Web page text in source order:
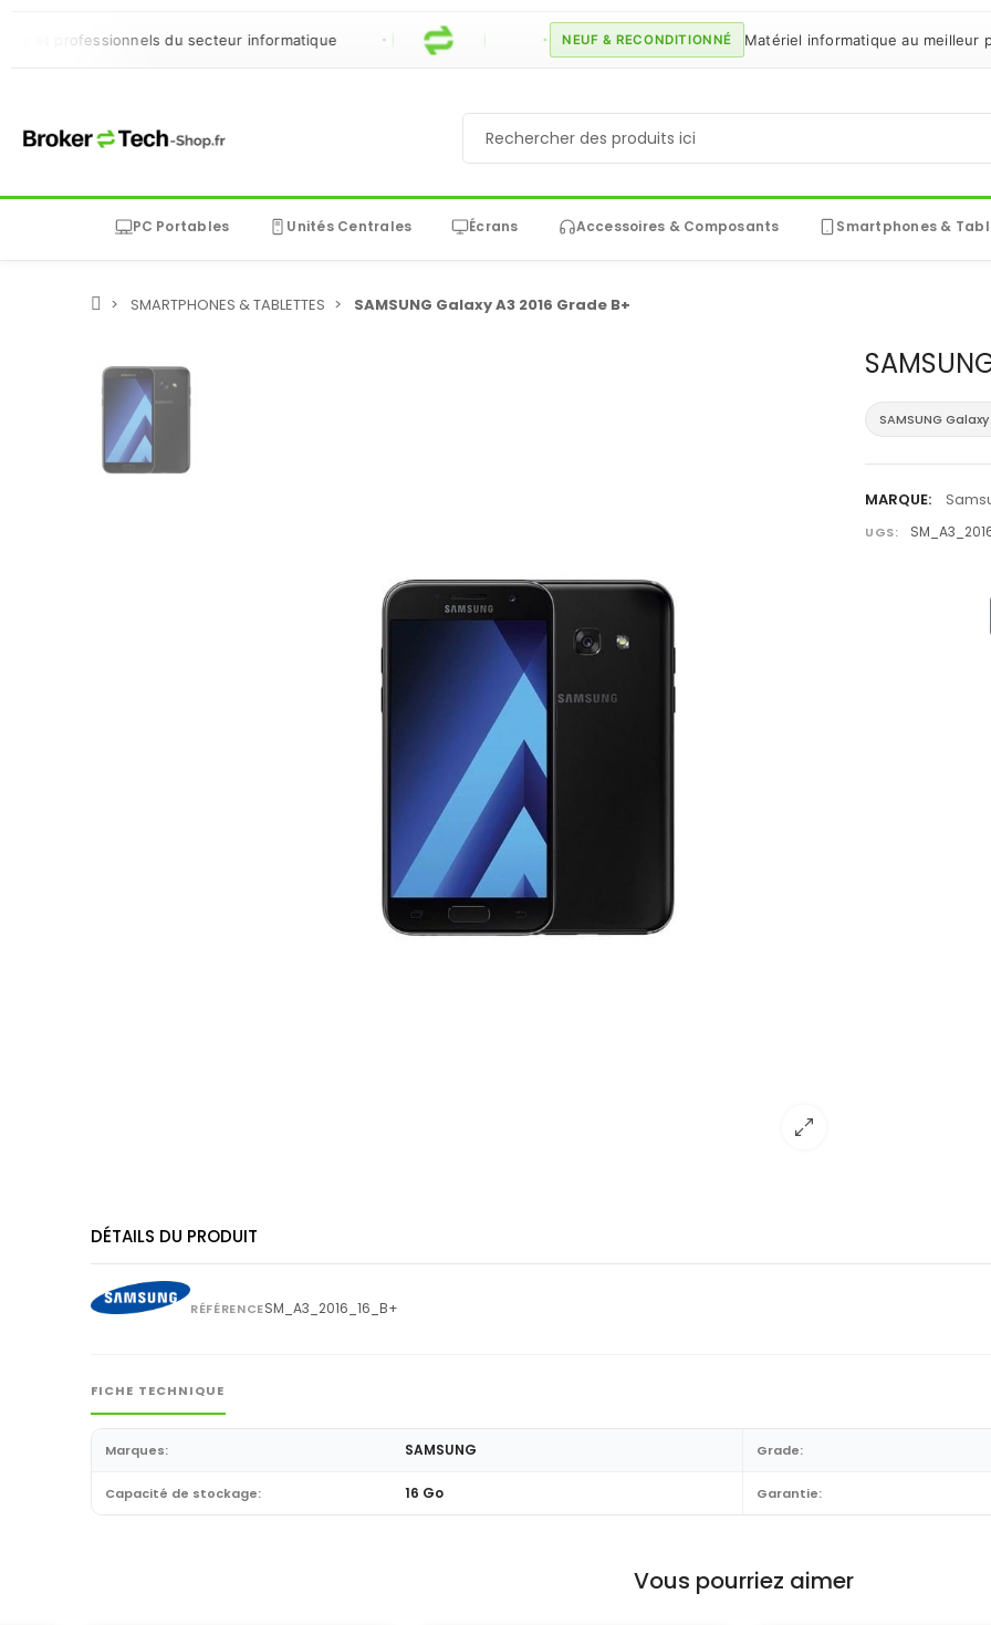
professionnels du secteur informatique NEUF & RECONDITIONNÉ Matériel informatique au meilleur prix
PC Portables Unités Centrales Écrans Accessoires & Composants Smartphones &
SMARTPHONES & TABLETTES SAMSUNG Galaxy A3 2016 Grade B+
SAMSUNG
MARQUE:
UGS:
DÉTAILS DU PRODUIT
RÉFÉRENCESM_A3_2016_16_B+
FICHE TECHNIQUE
Marques: SAMSUNG Grade:
Capacité de stockage: 16 Go Garantie:
Vous pourriez aimer